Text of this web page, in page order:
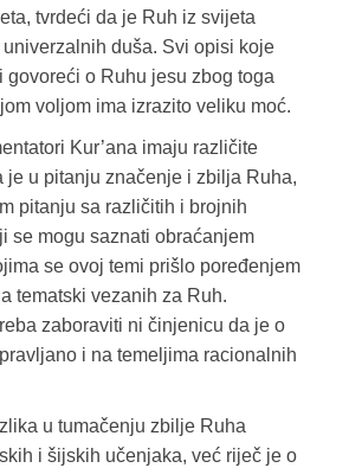
tvrdeći da je Ruh iz svijeta
duša. Svi opisi koje
govoreći o Ruhu jesu zbog toga
voljom ima izrazito veliku moć.
Kur’ana imaju različite
je u pitanju značenje i zbilja Ruha,
pitanju sa različitih i brojnih
se mogu saznati obraćanjem
se ovoj temi prišlo poređenjem
tematski vezanih za Ruh.
zaboraviti ni činjenicu da je o
i na temeljima racionalnih
u tumačenju zbilje Ruha
i šijskih učenjaka, već riječ je o